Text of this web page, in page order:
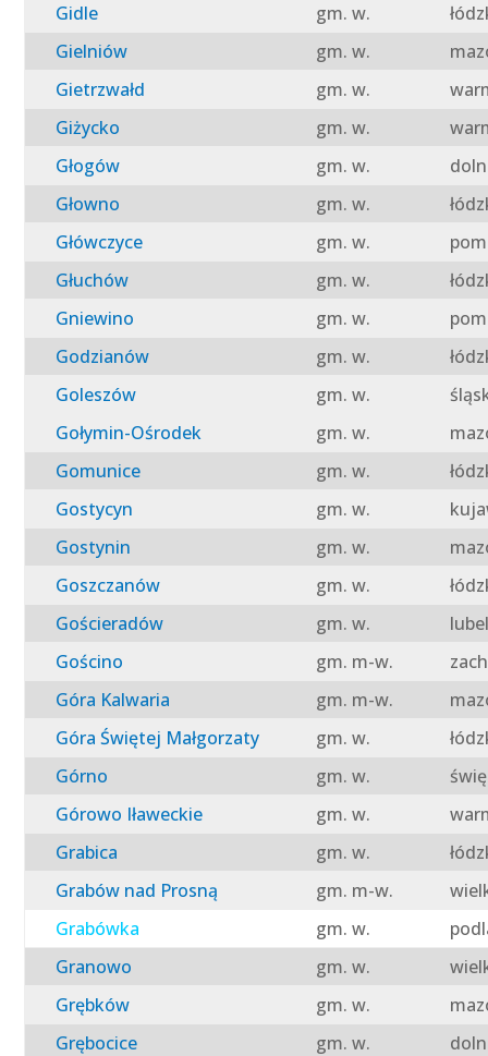
Gidle
gm. w.
Gielniów
gm. w.
Gietrzwałd
gm. w.
Giżycko
gm. w.
Głogów
gm. w.
Głowno
gm. w.
Główczyce
gm. w.
Głuchów
gm. w.
Gniewino
gm. w.
Godzianów
gm. w.
Goleszów
gm. w.
Gołymin-Ośrodek
gm. w.
Gomunice
gm. w.
Gostycyn
gm. w.
Gostynin
gm. w.
Goszczanów
gm. w.
Gościeradów
gm. w.
Gościno
gm. m-w.
Góra Kalwaria
gm. m-w.
Góra Świętej Małgorzaty
gm. w.
Górno
gm. w.
Górowo Iławeckie
gm. w.
Grabica
gm. w.
Grabów nad Prosną
gm. m-w.
Grabówka
gm. w.
Granowo
gm. w.
Grębków
gm. w.
Grębocice
gm. w.